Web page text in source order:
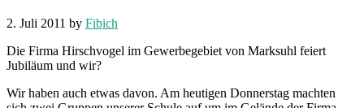
2. Juli 2011 by Fibich
Die Firma Hirschvogel im Gewerbegebiet von Marksuhl feiert
Jubiläum und wir?
Wir haben auch etwas davon. Am heutigen Donnerstag machten